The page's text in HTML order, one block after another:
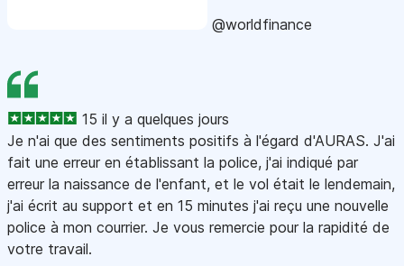
@worldfinance
15 il y a quelques jours
Je n'ai que des sentiments positifs à l'égard d'AURAS. J'ai
fait une erreur en établissant la police, j'ai indiqué par
erreur la naissance de l'enfant, et le vol était le lendemain,
j'ai écrit au support et en 15 minutes j'ai reçu une nouvelle
police à mon courrier. Je vous remercie pour la rapidité de
votre travail.